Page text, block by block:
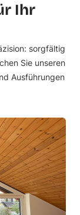
Ihr
sorgfältig
Sie unseren
Ausführungen